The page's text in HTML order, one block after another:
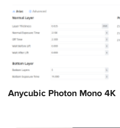
Anycubic Photon Mono 4K